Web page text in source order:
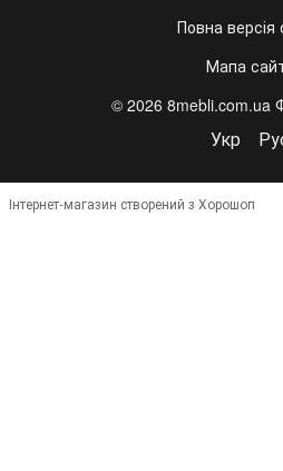
Повна версія
Мапа
© 2026 8mebli.com.ua
Укр
Інтернет-магазин створений з Хорошоп